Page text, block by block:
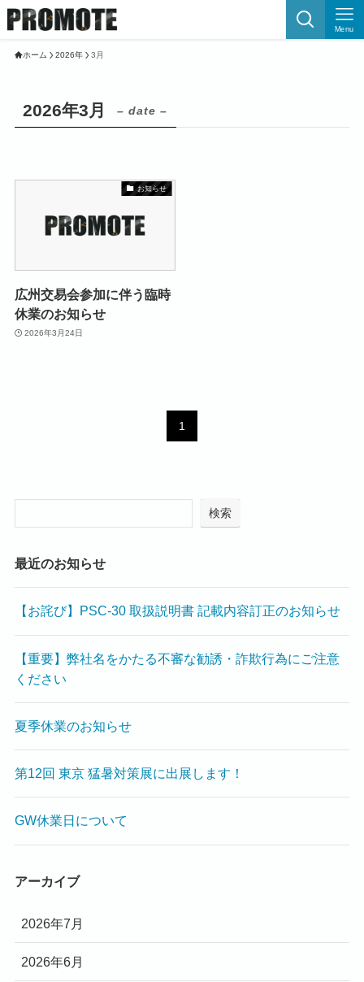
Menu
ホーム 2026年 3月
2026年3月 – date –
お知らせ
広州交易会参加に伴う臨時
休業のお知らせ
2026年3月24日
1
検索
最近のお知らせ
【お詫び】PSC-30 取扱説明書 記載内容訂正のお知らせ
【重要】弊社名をかたる不審な勧誘・詐欺行為にご注意
ください
夏季休業のお知らせ
第12回 東京 猛暑対策展に出展します！
GW休業日について
アーカイブ
2026年7月
2026年6月